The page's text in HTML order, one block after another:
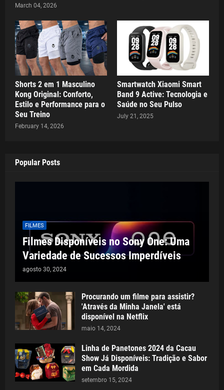
March 04, 2026
Shorts 2 em 1 Masculino
Kong Original: Conforto,
Estilo e Performance para o
Seu Treino
February 14, 2026
Smartwatch Xiaomi Smart
Band 9 Active: Tecnologia e
Saúde no Seu Pulso
July 21, 2025
Popular Posts
FILMES
Filmes Disponíveis no Sony One: Uma
Variedade de Sucessos Imperdíveis
agosto 30, 2024
Procurando um filme para assistir?
'Através da Minha Janela' está
disponível na Netflix
maio 14, 2024
Linha de Panetones 2024 da Cacau
Show Já Disponíveis: Tradição e Sabor
em Cada Mordida
setembro 15, 2024